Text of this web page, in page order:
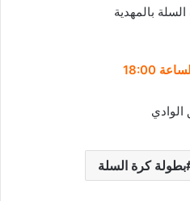
بالمهدية
الوادي
بطولة كرة السلة